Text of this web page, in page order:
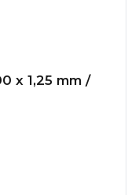
x 1,25 mm /